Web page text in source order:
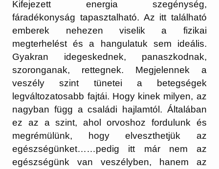
Kifejezett energia szegénység,
fáradékonyság tapasztalható. Az itt található
emberek nehezen viselik a fizikai
megterhelést és a hangulatuk sem ideális.
Gyakran idegeskednek, panaszkodnak,
szoronganak, rettegnek. Megjelennek a
veszély szint tünetei a betegségek
legváltozatosabb fajtái. Hogy kinek milyen, az
nagyban függ a családi hajlamtól. Általában
ez az a szint, ahol orvoshoz fordulunk és
megrémülünk, hogy elveszthetjük az
egészségünket……pedig itt már nem az
egészségünk van veszélyben, hanem az